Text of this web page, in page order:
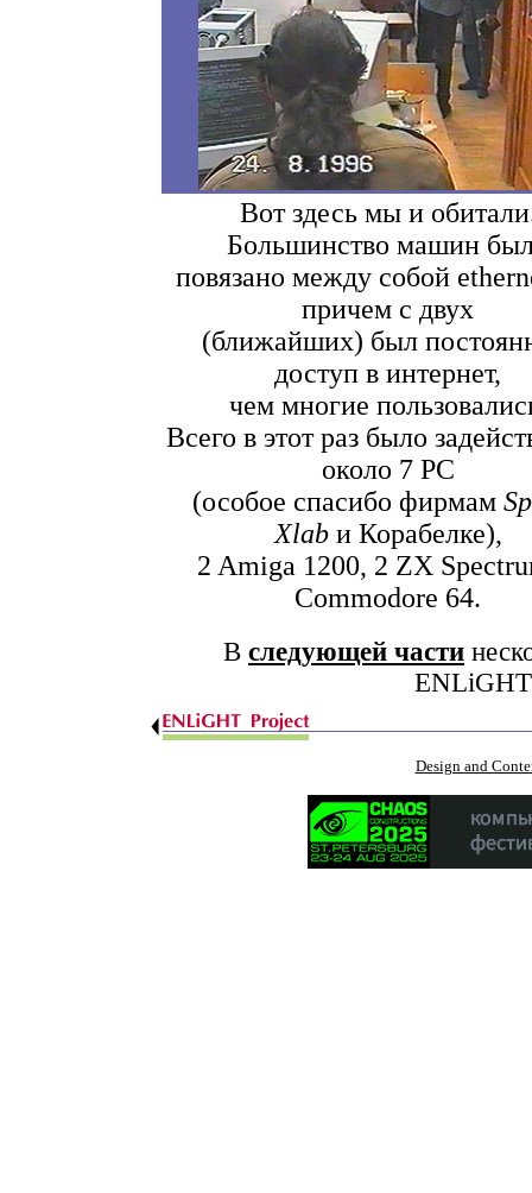
Вот здесь мы и
Большинство машин
повязано между собой
причем с двух
(ближайших) был
доступ в интернет,
чем многие
Всего в этот pаз было
около 7 PC
(особое спасибо фиpмам
Xlabи Коpабелке),
2 Amiga 1200, 2 ZX
Commodore 64.
В следующей части
Design and